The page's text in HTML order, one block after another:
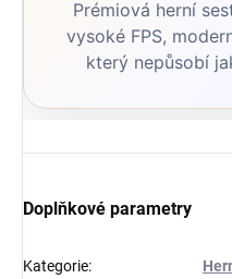
Prémiová herní
vysoké FPS,
který nepůsobí
Doplňkové parametry
Kategorie: